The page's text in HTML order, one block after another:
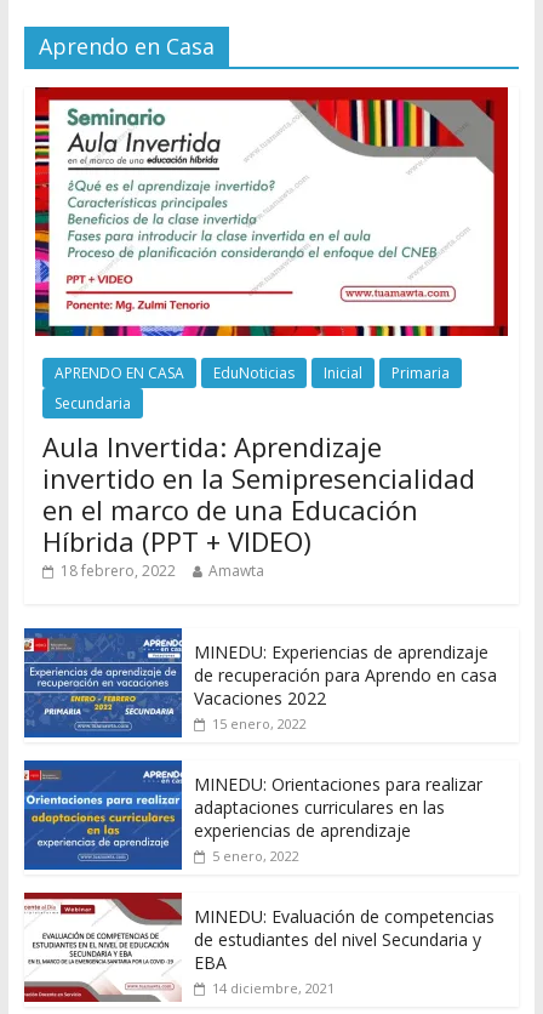
Aprendo en Casa
APRENDO EN CASA EduNoticias Inicial
Primaria
Secundaria
Aula Invertida: Aprendizaje
invertido en la Semipresencialidad
en el marco de una Educación
Híbrida (PPT + VIDEO)
18 febrero, 2022 Amawta
MINEDU: Experiencias de aprendizaje
de recuperación para Aprendo en casa
Vacaciones 2022
15 enero, 2022
MINEDU: Orientaciones para realizar
adaptaciones curriculares en las
experiencias de aprendizaje
5 enero, 2022
MINEDU: Evaluación de competencias
de estudiantes del nivel Secundaria y
EBA
14 diciembre, 2021